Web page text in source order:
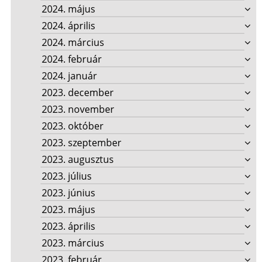
2024. május
2024. április
2024. március
2024. február
2024. január
2023. december
2023. november
2023. október
2023. szeptember
2023. augusztus
2023. július
2023. június
2023. május
2023. április
2023. március